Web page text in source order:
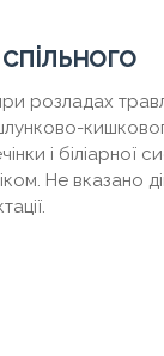
розладах
і біліарної
Не вказано